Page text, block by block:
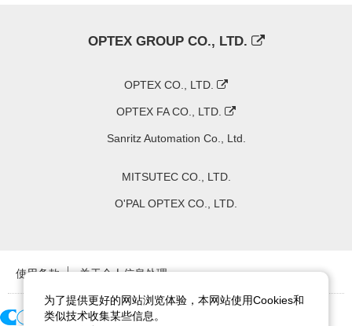
OPTEX GROUP CO., LTD.
OPTEX CO., LTD.
OPTEX FA CO., LTD.
Sanritz Automation Co., Ltd.
MITSUTEC CO., LTD.
O'PAL OPTEX CO., LTD.
使用条款 关于个人信息处理
为了提供更好的网站浏览体验，本网站使用Cookies和
类似技术收集某些信息。